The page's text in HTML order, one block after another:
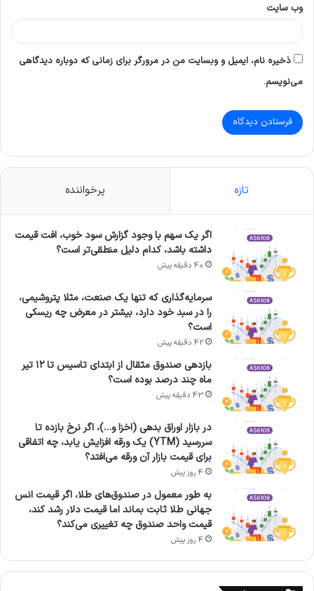
وب‌ سایت
ذخیره نام، ایمیل و وبسایت من در مرورگر برای زمانی که دوباره دیدگاهی
می‌نویسم.
تازه پرخواننده
اگر یک سهم با وجود گزارش سود خوب، افت قیمت
داشته باشد، کدام دلیل منطقی‌تر است؟
40 دقیقه پیش
سرمایه‌گذاری که تنها یک صنعت، مثلا پتروشیمی،
را در سبد خود دارد، بیشتر در معرض چه ریسکی
است؟
42 دقیقه پیش
بازدهی صندوق مثقال از ابتدای تاسیس تا ۱۲ تیر
ماه چند درصد بوده است؟
43 دقیقه پیش
در بازار اوراق بدهی (اخزا و…)، اگر نرخ بازده تا
سررسید (YTM) یک ورقه افزایش یابد، چه اتفاقی
برای قیمت بازار آن ورقه می‌افتد؟
4 روز پیش
به طور معمول در صندوق‌های طلا، اگر قیمت انس
جهانی طلا ثابت بماند اما قیمت دلار رشد کند،
قیمت واحد صندوق چه تغییری می‌کند؟
4 روز پیش